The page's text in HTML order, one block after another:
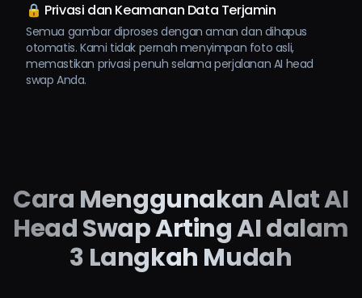
🔒 Privasi dan Keamanan Data Terjamin
Semua gambar diproses dengan aman dan dihapus
otomatis. Kami tidak pernah menyimpan foto asli,
memastikan privasi penuh selama perjalanan AI head
swap Anda.
Cara Menggunakan Alat AI
Head Swap Arting AI dalam
3 Langkah Mudah